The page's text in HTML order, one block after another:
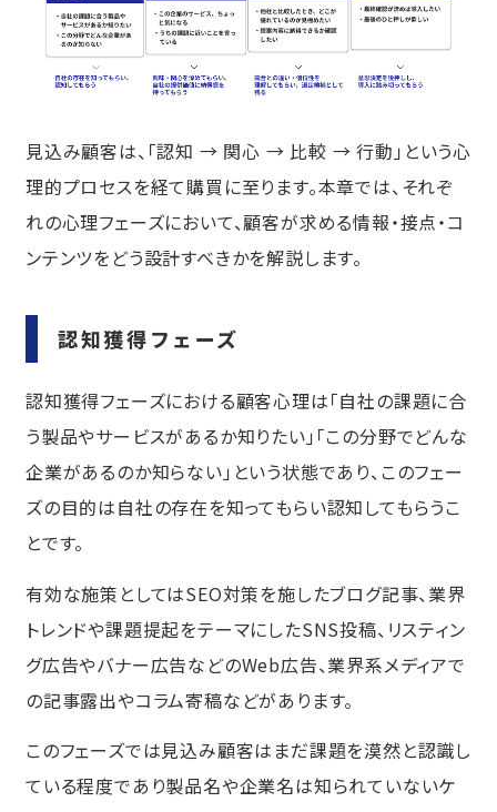
見込み顧客は、「認知 → 関心 → 比較 → 行動」という心
理的プロセスを経て購買に至ります。本章では、それぞ
れの心理フェーズにおいて、顧客が求める情報・接点・コ
ンテンツをどう設計すべきかを解説します。
認知獲得フェーズ
認知獲得フェーズにおける顧客心理は「自社の課題に合
う製品やサービスがあるか知りたい」「この分野でどんな
企業があるのか知らない」という状態であり、このフェー
ズの目的は自社の存在を知ってもらい認知してもらうこ
とです。
有効な施策としてはSEO対策を施したブログ記事、業界
トレンドや課題提起をテーマにしたSNS投稿、リスティン
グ広告やバナー広告などのWeb広告、業界系メディアで
の記事露出やコラム寄稿などがあります。
このフェーズでは見込み顧客はまだ課題を漠然と認識し
ている程度であり製品名や企業名は知られていないケ